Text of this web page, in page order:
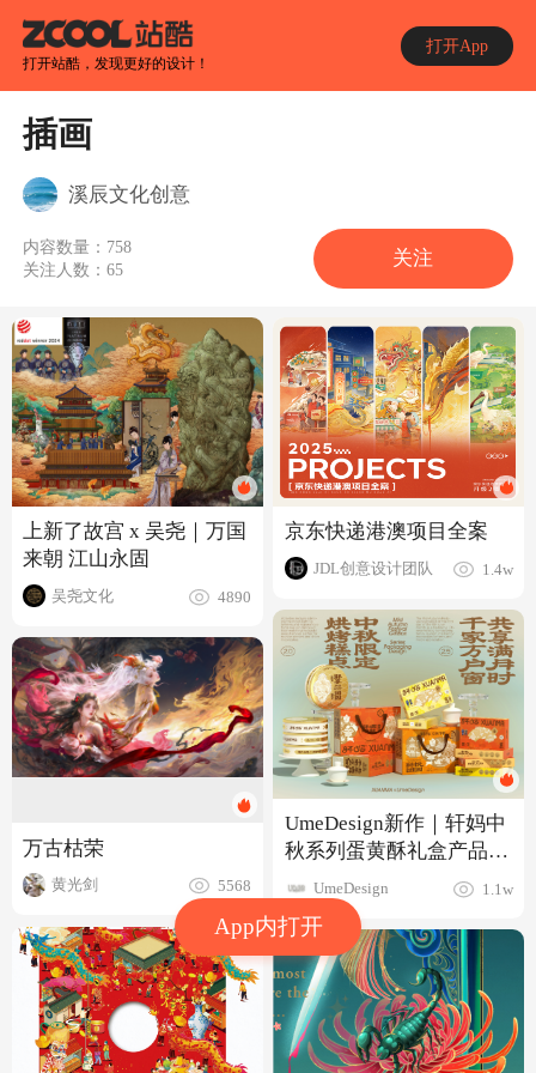
打开站酷，发现更好的设计！
打开App
App内打开
插画
溪辰文化创意
内容数量： 758
关注人数：65
关注
上新了故宫 x 吴尧｜万国
来朝 江山永固
吴尧文化 4890
万古枯荣
黄光剑 5568
京东快递港澳项目全案
JDL创意设计团队 1.4w
UmeDesign新作｜轩妈中
秋系列蛋黄酥礼盒产品包
装设计
UmeDesign 1.1w